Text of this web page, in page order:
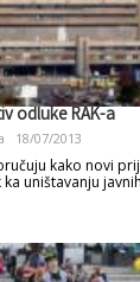
odluke RAK-a
18/07/2013
kako novi
uništavanju